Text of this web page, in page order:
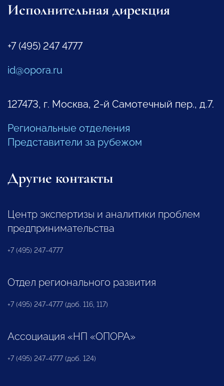
Исполнительная дирекция
+7 (495) 247 4777
id@opora.ru
127473, г. Москва, 2-й Самотечный пер., д.7.
Региональные отделения
Представители за рубежом
Другие контакты
Центр экспертизы и аналитики проблем
предпринимательства
+7 (495) 247-4777
Отдел регионального развития
+7 (495) 247-4777 (доб. 116, 117)
Ассоциация «НП «ОПОРА»
+7 (495) 247-4777 (доб. 124)